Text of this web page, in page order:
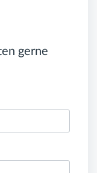
gerne